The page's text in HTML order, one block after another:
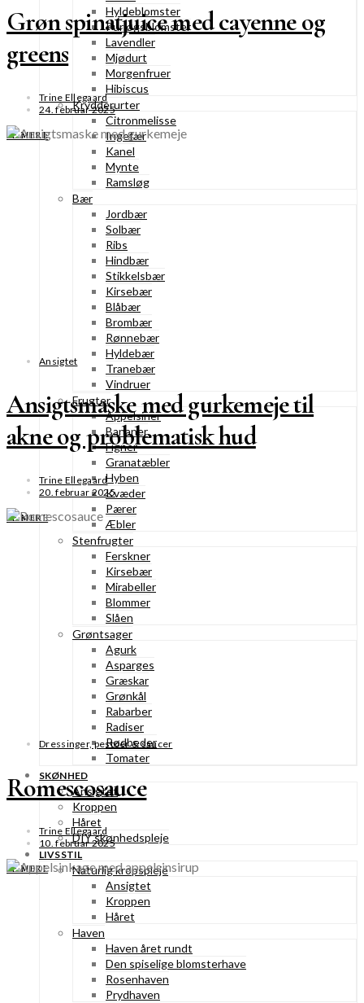
Hyldeblomster
Purløgsblomster
Lavendler
Mjødurt
Morgenfruer
Hibiscus
Krydderurter
Citronmelisse
Ingefær
Kanel
Mynte
Ramsløg
Bær
Jordbær
Solbær
Ribs
Hindbær
Stikkelsbær
Kirsebær
Blåbær
Brombær
Rønnebær
Hyldebær
Tranebær
Vindruer
Frugter
Appelsiner
Bananer
Figner
Granatæbler
Hyben
Kvæder
Pærer
Æbler
Stenfrugter
Ferskner
Kirsebær
Mirabeller
Blommer
Slåen
Grøntsager
Agurk
Asparges
Græskar
Grønkål
Rabarber
Radiser
Rødbeder
Tomater
SKØNHED
Ansigtet
Kroppen
Håret
DIY skønhedspleje
LIVSSTIL
Naturlig kropspleje
Ansigtet
Kroppen
Håret
Haven
Haven året rundt
Den spiselige blomsterhave
Rosenhaven
Prydhaven
Grøn spinatjuice med cayenne og
greens
Trine Ellegaard
24. februar 2025
SE MERE
Ansigtet
Ansigtsmaske med gurkemeje til
akne og problematisk hud
Trine Ellegaard
20. februar 2025
SE MERE
Dressinger, pestoer & saucer
Romescosauce
Trine Ellegaard
10. februar 2025
SE MERE